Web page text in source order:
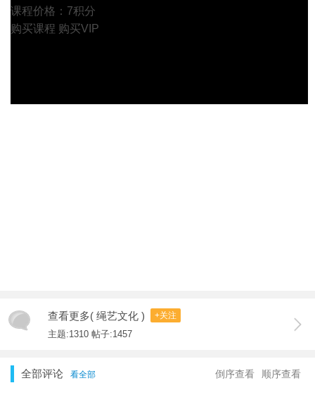
课程价格：7积分
购买课程 购买VIP
查看更多( 绳艺文化 ) +关注
主题:1310 帖子:1457
全部评论 看全部 顺序查看
倒序查看